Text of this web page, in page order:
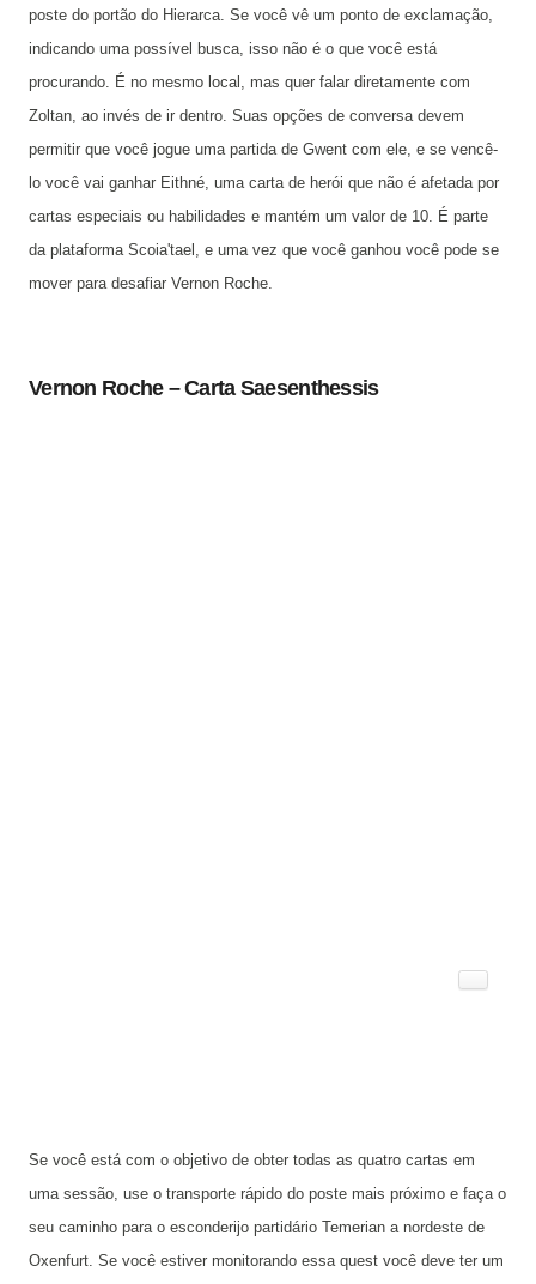
poste do portão do Hierarca. Se você vê um ponto de exclamação,
indicando uma possível busca, isso não é o que você está
procurando. É no mesmo local, mas quer falar diretamente com
Zoltan, ao invés de ir dentro. Suas opções de conversa devem
permitir que você jogue uma partida de Gwent com ele, e se vencê-
lo você vai ganhar Eithné, uma carta de herói que não é afetada por
cartas especiais ou habilidades e mantém um valor de 10. É parte
da plataforma Scoia'tael, e uma vez que você ganhou você pode se
mover para desafiar Vernon Roche.
Vernon Roche – Carta Saesenthessis
Se você está com o objetivo de obter todas as quatro cartas em
uma sessão, use o transporte rápido do poste mais próximo e faça o
seu caminho para o esconderijo partidário Temerian a nordeste de
Oxenfurt. Se você estiver monitorando essa quest você deve ter um